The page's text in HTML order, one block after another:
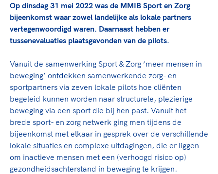
Geven aan Sport
Sportakkoord II
Game Changer
TeamNL kids
Olympische geschiedenis
Nieuwspagina
Officials
Veilige en integere sport
Diversiteit en inclusie
Gezonde sportomgeving
Duurzaamheid
Bekwaam sportkader
Vitale clubs en bestuurlijk kader
Sportmatch
Clubacties
Paralympische Talentdag
TeamNL Academie Kalender
Kennisaanbod TeamNL Experts
TeamNL Sport Science Centre
Olympische Spelen LA28
Paralympische Spelen LA28
Europese Spelen Istanbul 2027
Pers
Op dinsdag 31 mei 2022 was de MMIB Sport en Zorg
bijeenkomst waar zowel landelijke als lokale partners
vertegenwoordigd waren. Daarnaast hebben er
tussenevaluaties plaatsgevonden van de pilots.
Vanuit de samenwerking Sport & Zorg ‘meer mensen in
beweging’ ontdekken samenwerkende zorg- en
sportpartners via zeven lokale pilots hoe cliënten
begeleid kunnen worden naar structurele, plezierige
beweging via een sport die bij hen past. Vanuit het
brede sport- en zorg netwerk ging men tijdens de
bijeenkomst met elkaar in gesprek over de verschillende
lokale situaties en complexe uitdagingen, die er liggen
om inactieve mensen met een (verhoogd risico op)
gezondheidsachterstand in beweging te krijgen.